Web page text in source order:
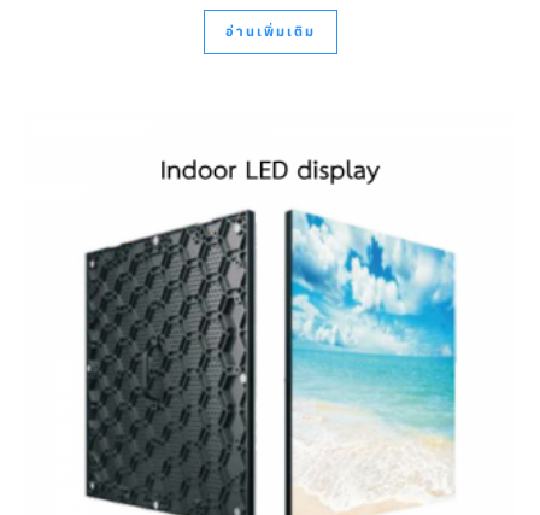
อ่านเพิ่มเติม